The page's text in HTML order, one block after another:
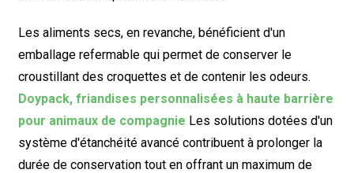
Les aliments secs, en revanche, bénéficient d'un
emballage refermable qui permet de conserver le
croustillant des croquettes et de contenir les odeurs.
Doypack, friandises personnalisées à haute barrière
pour animaux de compagnie Les solutions dotées d'un
système d'étanchéité avancé contribuent à prolonger la
durée de conservation tout en offrant un maximum de